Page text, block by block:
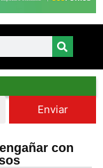
Enviar
con